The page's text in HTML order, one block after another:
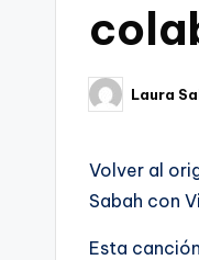
Publicado
por
Laura
Volver al
Sabah con
Esta